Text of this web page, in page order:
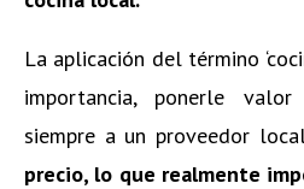
La aplicación del término
importancia, ponerle
siempre a un proveedor
precio, lo que realmente